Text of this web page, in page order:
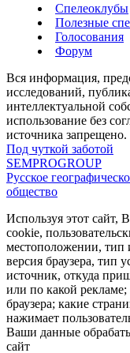
Спелеоклубы
Полезные
Голосования
Форум
Вся информация,
исследований,
интеллектуальной
использование без
источника запрещено.
Под чуткой заботой
SEMPROGROUP
Русское
общество
Используя этот сайт,
cookie,
местоположении, тип
версия браузера, тип
источник, откуда
или по какой
браузера; какие
нажимает
Ваши данные
сайт